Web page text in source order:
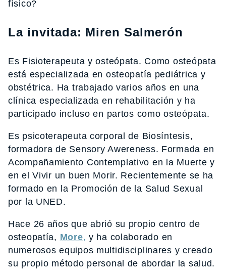
físico?
La invitada: Miren Salmerón
Es Fisioterapeuta y osteópata. Como osteópata
está especializada en osteopatía pediátrica y
obstétrica. Ha trabajado varios años en una
clínica especializada en rehabilitación y ha
participado incluso en partos como osteópata.
Es psicoterapeuta corporal de Biosíntesis,
formadora de Sensory Awereness. Formada en
Acompañamiento Contemplativo en la Muerte y
en el Vivir un buen Morir. Recientemente se ha
formado en la Promoción de la Salud Sexual
por la UNED.
Hace 26 años que abrió su propio centro de
osteopatía, More, y ha colaborado en
numerosos equipos multidisciplinares y creado
su propio método personal de abordar la salud.